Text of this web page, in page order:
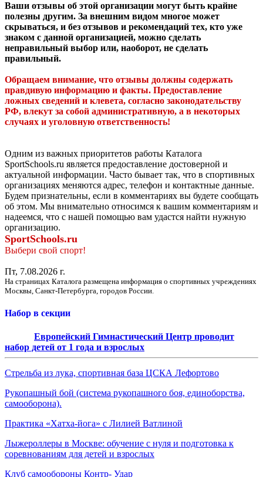
Ваши отзывы об этой организации могут быть крайне
полезны другим. За внешним видом многое может
скрываться, и без отзывов и рекомендаций тех, кто уже
знаком с данной организацией, можно сделать
неправильный выбор или, наоборот, не сделать
правильный.
Обращаем внимание, что отзывы должны содержать
правдивую информацию и факты. Предоставление
ложных сведений и клевета, согласно законодательству
РФ, влекут за собой административную, а в некоторых
случаях и уголовную ответственность!
Одним из важных приоритетов работы Каталога
SportSchools.ru является предоставление достоверной и
актуальной информации. Часто бывает так, что в спортивных
организациях меняются адрес, телефон и контактные данные.
Будем признательны, если в комментариях вы будете сообщать
об этом. Мы внимательно относимся к вашим комментариям и
надеемся, что с нашей помощью вам удастся найти нужную
организацию.
SportSchools.ru
Выбери свой спорт!
Пт, 7.08.2026 г.
На страницах Каталога размещена информация о спортивных учреждениях
Москвы, Санкт-Петербурга, городов России.
Набор в секции
Европейский Гимнастический Центр проводит
набор детей от 1 года и взрослых
Стрельба из лука, спортивная база ЦСКА Лефортово
Рукопашный бой (система рукопашного боя, единоборства,
самооборона).
Практика «Хатха-йога» с Лилией Ватлиной
Лыжероллеры в Москве: обучение с нуля и подготовка к
соревнованиям для детей и взрослых
Клуб самообороны Контр- Удар